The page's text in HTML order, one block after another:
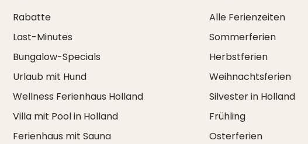
Rabatte
Last-Minutes
Bungalow-Specials
Urlaub mit Hund
Wellness Ferienhaus Holland
Villa mit Pool in Holland
Ferienhaus mit Sauna
Alle Ferienzeiten
Sommerferien
Herbstferien
Weihnachtsferien
Silvester in Holland
Frühling
Osterferien